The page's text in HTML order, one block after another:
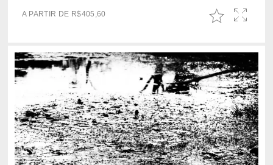
A PARTIR DE R$405,60